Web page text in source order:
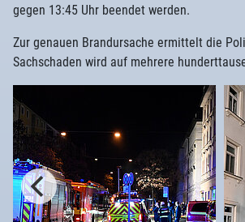
gegen 13:45 Uhr beendet werden.
Zur genauen Brandursache ermittelt die
Sachschaden wird auf mehrere